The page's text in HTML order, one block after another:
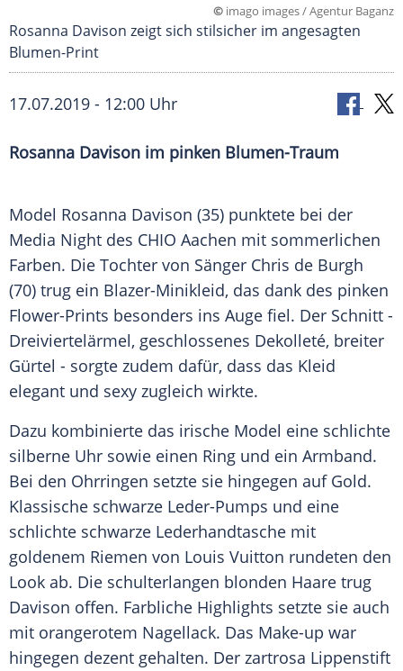
© imago images / Agentur Baganz
Rosanna Davison zeigt sich stilsicher im angesagten
Blumen-Print
17.07.2019 - 12:00 Uhr
Rosanna Davison im pinken Blumen-Traum
Model Rosanna Davison (35) punktete bei der
Media Night des CHIO Aachen mit sommerlichen
Farben. Die Tochter von Sänger Chris de Burgh
(70) trug ein Blazer-Minikleid, das dank des pinken
Flower-Prints besonders ins Auge fiel. Der Schnitt -
Dreiviertelärmel, geschlossenes Dekolleté, breiter
Gürtel - sorgte zudem dafür, dass das Kleid
elegant und sexy zugleich wirkte.
Dazu kombinierte das irische Model eine schlichte
silberne Uhr sowie einen Ring und ein Armband.
Bei den Ohrringen setzte sie hingegen auf Gold.
Klassische schwarze Leder-Pumps und eine
schlichte schwarze Lederhandtasche mit
goldenem Riemen von Louis Vuitton rundeten den
Look ab. Die schulterlangen blonden Haare trug
Davison offen. Farbliche Highlights setzte sie auch
mit orangerotem Nagellack. Das Make-up war
hingegen dezent gehalten. Der zartrosa Lippenstift